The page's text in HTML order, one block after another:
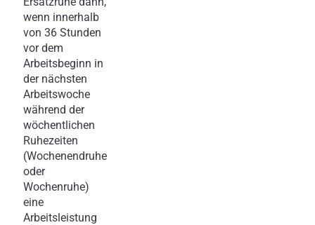
wenn innerhalb
von 36 Stunden
vor dem
Arbeitsbeginn in
der nächsten
Arbeitswoche
während der
wöchentlichen
Ruhezeiten
(Wochenendruhe
oder
Wochenruhe)
eine
Arbeitsleistung